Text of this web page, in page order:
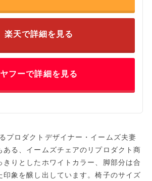
楽天で詳細を見る
ヤフーで詳細を見る
ロダクトデザイナー・イームズ夫妻
ある、イームズチェアのリプロダクト商
きりとしたホワイトカラー、脚部分は合
印象を醸し出しています。椅子のサイズ